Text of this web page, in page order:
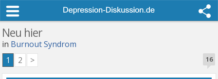
Neu hier
in Burnout Syndrom
16
1 2 >